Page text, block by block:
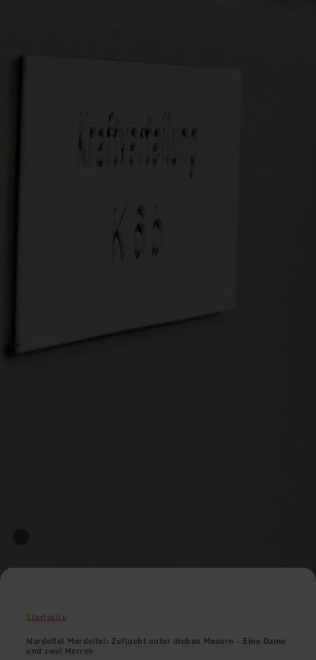
Startseite
Nordeifel Mordeifel: Zuflucht unter dicken Mauern - Eine Dame
und zwei Herren